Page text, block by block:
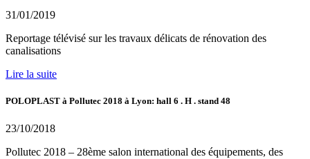
31/01/2019
Reportage télévisé sur les travaux délicats de rénovation des
canalisations
Lire la suite
POLOPLAST à Pollutec 2018 à Lyon: hall 6 . H . stand 48
23/10/2018
Pollutec 2018 – 28ème salon international des équipements, des